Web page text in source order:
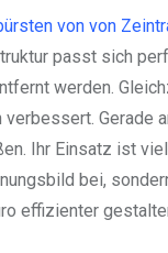
von von
passt sich
werden.
Gerade
Ihr Einsatz ist
bei,
effizienter